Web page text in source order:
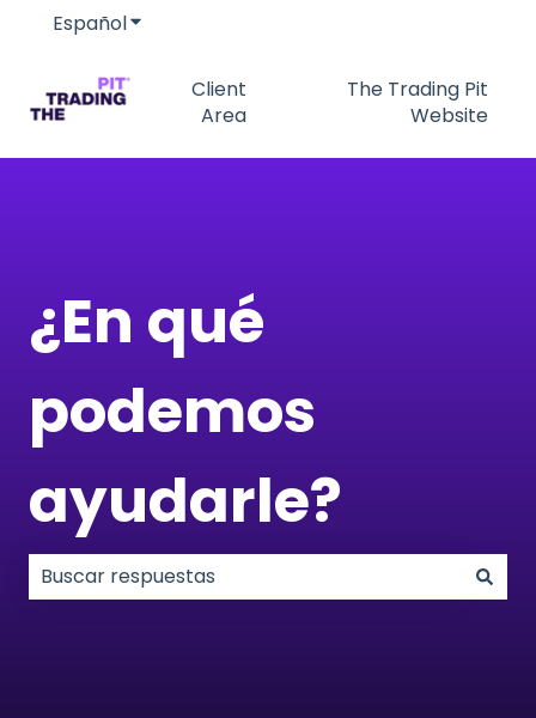
EspañolTraducciones de Mostrar submenú de
Client
Area
The Trading Pit
Website
¿En qué
podemos
ayudarle?